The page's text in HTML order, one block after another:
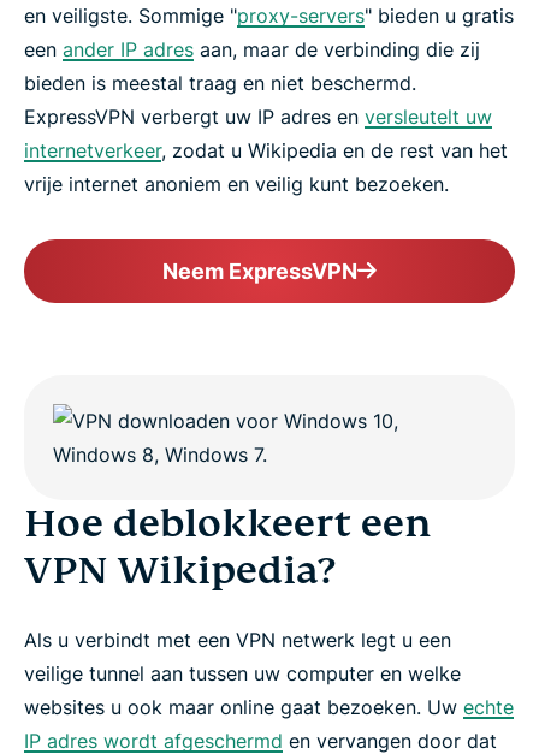
en veiligste. Sommige "proxy-servers" bieden u gratis
een ander IP adres aan, maar de verbinding die zij
bieden is meestal traag en niet beschermd.
ExpressVPN verbergt uw IP adres en versleutelt uw
internetverkeer, zodat u Wikipedia en de rest van het
vrije internet anoniem en veilig kunt bezoeken.
Neem ExpressVPN
Hoe deblokkeert een
VPN Wikipedia?
Als u verbindt met een VPN netwerk legt u een
veilige tunnel aan tussen uw computer en welke
websites u ook maar online gaat bezoeken. Uw echte
IP adres wordt afgeschermd en vervangen door dat